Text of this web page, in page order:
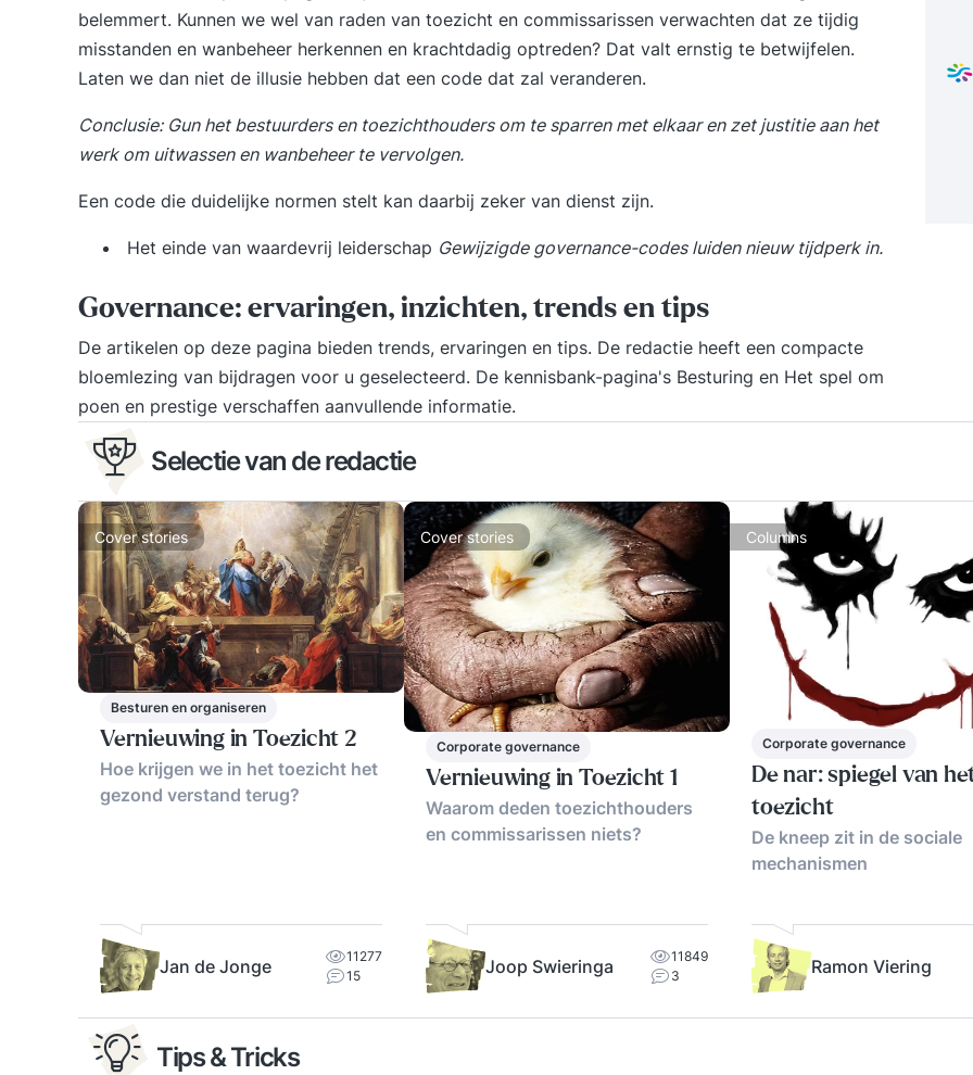
belemmert. Kunnen we wel van raden van toezicht en commissarissen verwachten dat ze tijdig
misstanden en wanbeheer herkennen en krachtdadig optreden? Dat valt ernstig te betwijfelen.
Laten we dan niet de illusie hebben dat een code dat zal veranderen.
Conclusie: Gun het bestuurders en toezichthouders om te sparren met elkaar en zet justitie aan het
werk om uitwassen en wanbeheer te vervolgen.
Een code die duidelijke normen stelt kan daarbij zeker van dienst zijn.
Het einde van waardevrij leiderschap Gewijzigde governance-codes luiden nieuw tijdperk in.
Governance: ervaringen, inzichten, trends en tips
De artikelen op deze pagina bieden trends, ervaringen en tips. De redactie heeft een compacte
bloemlezing van bijdragen voor u geselecteerd. De kennisbank-pagina's Besturing en Het spel om
poen en prestige verschaffen aanvullende informatie.
Selectie van de redactie
Cover stories
Besturen en organiseren
Vernieuwing in Toezicht 2
Hoe krijgen we in het toezicht het
gezond verstand terug?
Jan de Jonge
11277
15
Cover stories
Corporate governance
Vernieuwing in Toezicht 1
Waarom deden toezichthouders
en commissarissen niets?
Joop Swieringa
11849
3
Columns
Corporate governance
De nar: spiegel van
toezicht
De kneep zit in de sociale
mechanismen
Ramon Viering
Tips & Tricks